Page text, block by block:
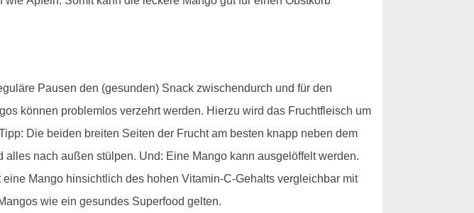
Pausen den (gesunden) Snack zwischendurch und für den
können problemlos verzehrt werden. Hierzu wird das Fruchtfleisch um
Die beiden breiten Seiten der Frucht am besten knapp neben dem
nach außen stülpen. Und: Eine Mango kann ausgelöffelt werden.
Mango hinsichtlich des hohen Vitamin-C-Gehalts vergleichbar mit
wie ein gesundes Superfood gelten.